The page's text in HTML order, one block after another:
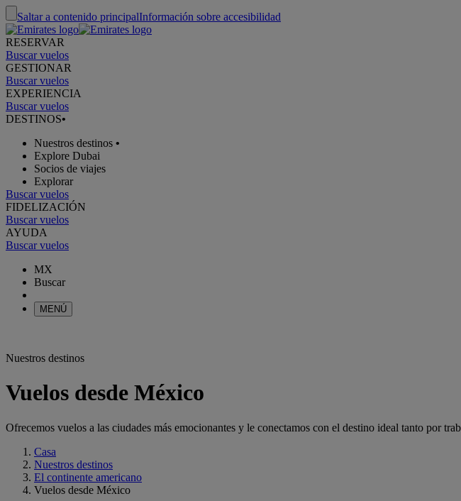
Saltar a contenido principalInformación sobre accesibilidad
RESERVAR
Buscar vuelos
GESTIONAR
Buscar vuelos
EXPERIENCIA
Buscar vuelos
DESTINOS•
Nuestros destinos •
Explore Dubai
Socios de viajes
Explorar
Buscar vuelos
FIDELIZACIÓN
Buscar vuelos
AYUDA
Buscar vuelos
MX
Buscar
MENÚ
Nuestros destinos
Vuelos desde México
Ofrecemos vuelos a las ciudades más emocionantes y le conectamos con el destino ideal tanto por
Casa
Nuestros destinos
El continente americano
Vuelos desde México